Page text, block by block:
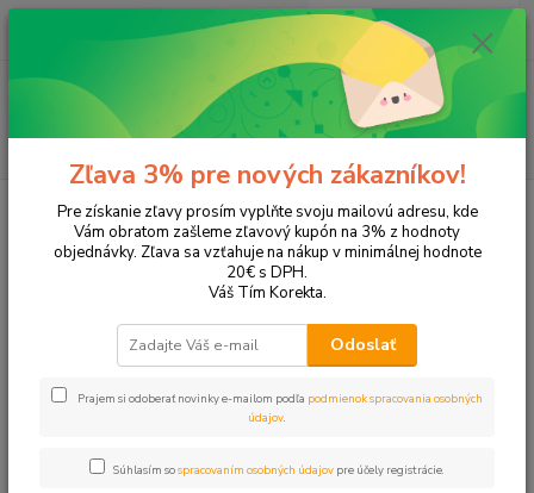
Menu
Hľadať
ks
za 0,00 EUR
Papier a zošity Omaľovánky
Omaľovánky
Upresniť parametre
Najnovšie Najlacnejšie Najdrahšie
Zľava 3% pre nových zákazníkov!
Pre získanie zľavy prosím vyplňte svoju mailovú adresu, kde
Vám obratom zašleme zľavový kupón na 3% z hodnoty
objednávky. Zľava sa vzťahuje na nákup v minimálnej hodnote
20€ s DPH.
Váš Tím Korekta.
Odoslať
Prajem si odoberať novinky e-mailom podľa podmienok spracovania osobných
údajov.
Súhlasím sospracovaním osobných údajov pre účely registrácie.